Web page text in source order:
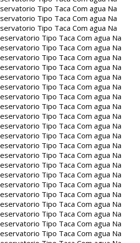
Tipo Taca Com agua Na
Tipo Taca Com agua Na
Tipo Taca Com agua Na
Tipo Taca Com agua Na
Tipo Taca Com agua Na
Tipo Taca Com agua Na
Tipo Taca Com agua Na
Tipo Taca Com agua Na
Tipo Taca Com agua Na
Tipo Taca Com agua Na
Tipo Taca Com agua Na
Tipo Taca Com agua Na
Tipo Taca Com agua Na
Tipo Taca Com agua Na
Tipo Taca Com agua Na
Tipo Taca Com agua Na
Tipo Taca Com agua Na
Tipo Taca Com agua Na
Tipo Taca Com agua Na
Tipo Taca Com agua Na
Tipo Taca Com agua Na
Tipo Taca Com agua Na
Tipo Taca Com agua Na
Tipo Taca Com agua Na